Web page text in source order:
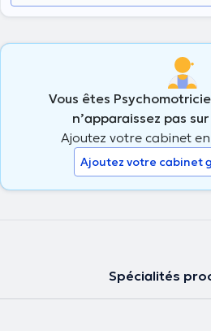
Vous êtes
n’apparaissez pas
Ajoutez votre cabinet
Ajoutez votre cabinet
Spécialités